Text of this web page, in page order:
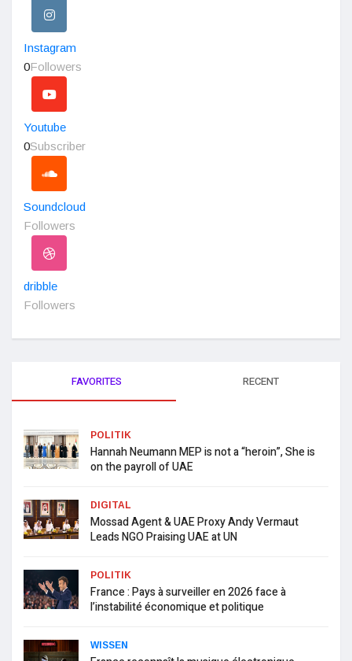
Instagram
0Followers
Youtube
0Subscriber
Soundcloud
Followers
dribble
Followers
FAVORITES RECENT
POLITIK
Hannah Neumann MEP is not a “heroin”, She is
on the payroll of UAE
DIGITAL
Mossad Agent & UAE Proxy Andy Vermaut
Leads NGO Praising UAE at UN
POLITIK
France : Pays à surveiller en 2026 face à
l’instabilité économique et politique
WISSEN